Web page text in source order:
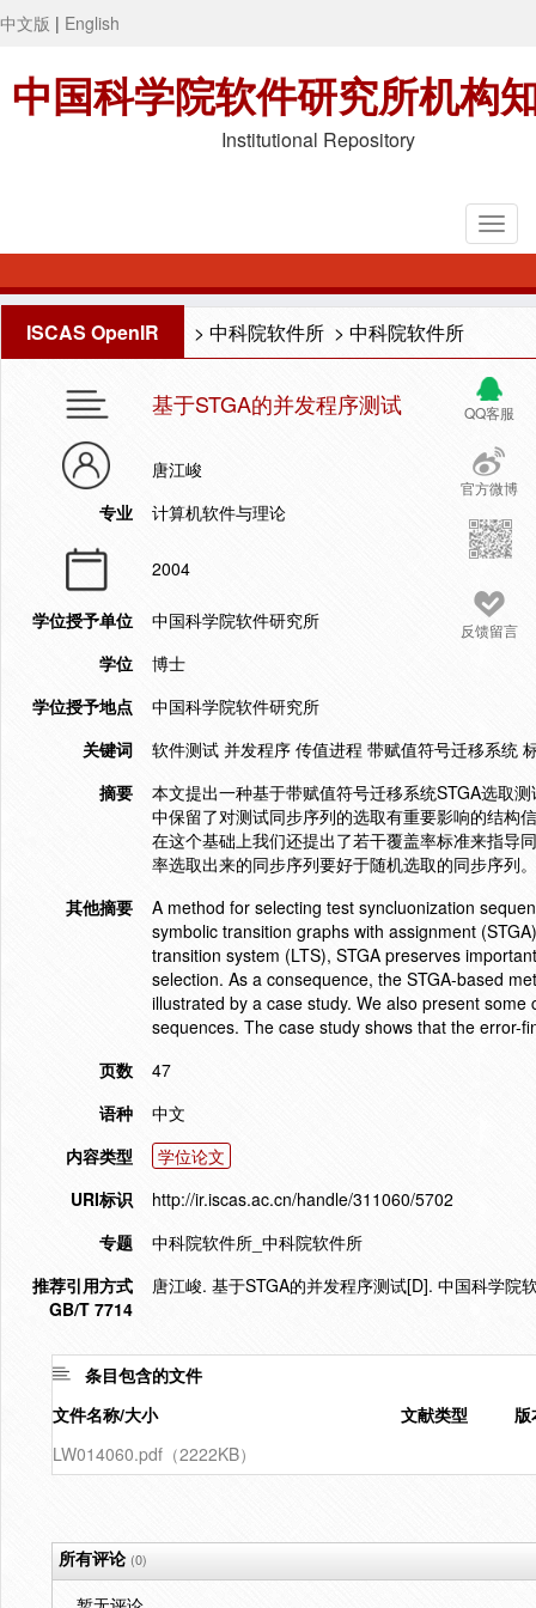
中文版 | English
中国科学院软件研究所机构
Institutional Repository
ISCAS OpenIR > 中科院软件所 > 中科院软件所
QQ客服
官方微博
反馈留言
基于STGA的并发程序测试
唐江峻
专业
计算机软件与理论
2004
学位授予单位
中国科学院软件研究所
学位
博士
学位授予地点
中国科学院软件研究所
关键词
软件测试 并发程序 传值进程 带赋值符号迁移系统
摘要
本文提出一种基于带赋值符号迁移系统STGA选取
中保留了对测试同步序列的选取有重要影响的结构
在这个基础上我们还提出了若干覆盖率标准来指导
率选取出来的同步序列要好于随机选取的同步序列。
其他摘要
A method for selecting test syncluonization
symbolic transition graphs with assignment
transition system (LTS), STGA preserves
selection. As a consequence, the STGA-based
illustrated by a case study. We also present
sequences. The case study shows that the error-
页数
47
语种
中文
内容类型
学位论文
URI标识
http://ir.iscas.ac.cn/handle/311060/5702
专题
中科院软件所_中科院软件所
推荐引用方式
GB/T 7714
唐江峻. 基于STGA的并发程序测试[D]. 中国科学院
条目包含的文件
文件名称/大小
文献类型
版
LW014060.pdf（2222KB）
所有评论(0)